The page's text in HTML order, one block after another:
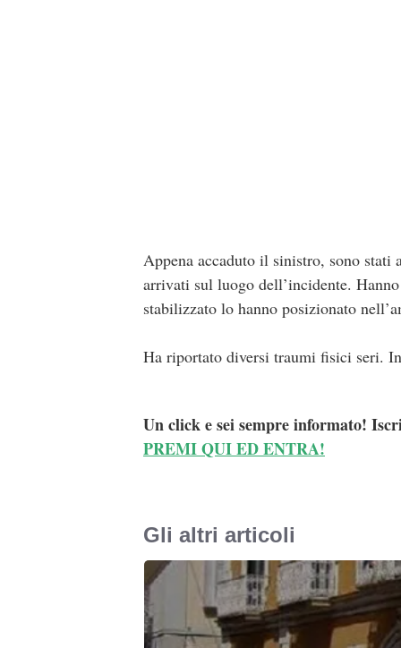
Appena accaduto il sinistro, sono
arrivati sul luogo dell’incidente.
stabilizzato lo hanno posizionato
Ha riportato diversi traumi fisici seri.
Un click e sei sempre informato!
PREMI QUI ED ENTRA!
Gli altri articoli